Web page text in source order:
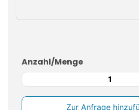
Anzahl/Menge
Stapeltransportkiste
verzinkt
Boschkasten